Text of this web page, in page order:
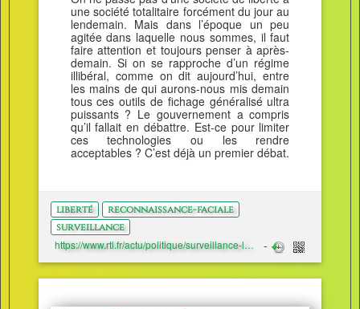
une société totalitaire forcément du jour au
lendemain. Mais dans l’époque un peu
agitée dans laquelle nous sommes, il faut
faire attention et toujours penser à après-
demain. Si on se rapproche d’un régime
illibéral, comme on dit aujourd’hui, entre
les mains de qui aurons-nous mis demain
tous ces outils de fichage généralisé ultra
puissants ? Le gouvernement a compris
qu’il fallait en débattre. Est-ce pour limiter
ces technologies ou les rendre
acceptables ? C’est déjà un premier débat.
liberté
reconnaissance-faciale
surveillance
https://www.rtl.fr/actu/politique/surveillance-l-etat-s-immisce-un-peu-trop-dans-nos-vies-privees-selon-olivier-bost-7799245001